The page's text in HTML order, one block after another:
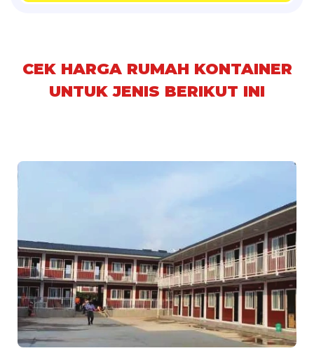
CEK HARGA RUMAH KONTAINER
UNTUK JENIS BERIKUT INI